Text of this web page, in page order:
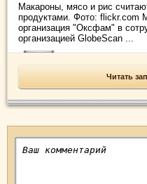
Макароны, мясо и рис
продуктами. Фото: flickr.com
организация "Оксфам" в
организацией GlobeScan ...
Читать